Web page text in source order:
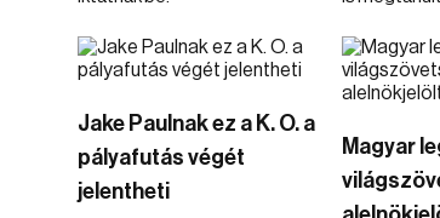
Jake Paulnak ez a K. O. a
pályafutás végét
jelentheti
Magyar